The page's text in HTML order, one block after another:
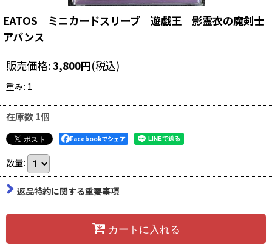
EATOS ミニカードスリーブ 遊戯王 影霊衣の魔剣士
アバンス
販売価格:3,800円(税込)
重み: 1
在庫数 1個
Facebookでシェア
数量:
返品特約に関する重要事項
カートに入れる